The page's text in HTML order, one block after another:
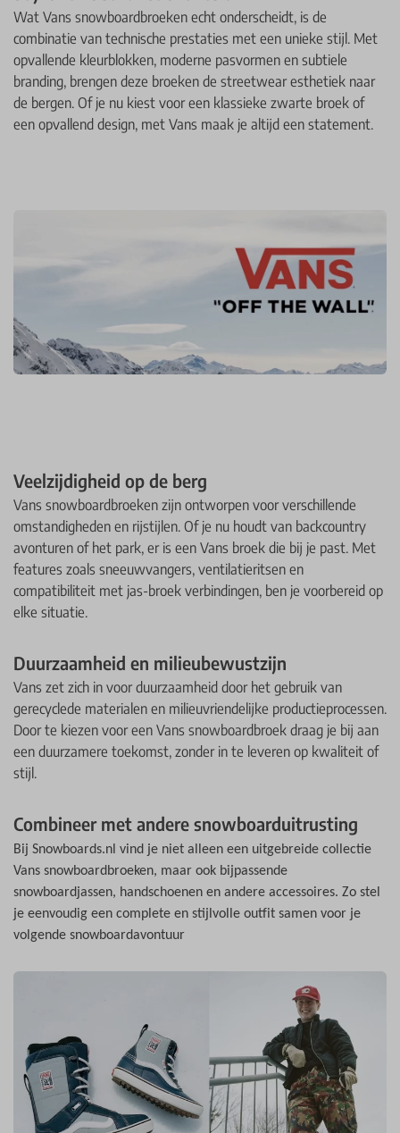
Wat Vans snowboardbroeken echt onderscheidt, is de
combinatie van technische prestaties met een unieke stijl. Met
opvallende kleurblokken, moderne pasvormen en subtiele
branding, brengen deze broeken de streetwear esthetiek naar
de bergen. Of je nu kiest voor een klassieke zwarte broek of
een opvallend design, met Vans maak je altijd een statement.
Veelzijdigheid op de berg
Vans snowboardbroeken zijn ontworpen voor verschillende
omstandigheden en rijstijlen. Of je nu houdt van backcountry
avonturen of het park, er is een Vans broek die bij je past. Met
features zoals sneeuwvangers, ventilatieritsen en
compatibiliteit met jas-broek verbindingen, ben je voorbereid op
elke situatie.
Duurzaamheid en milieubewustzijn
Vans zet zich in voor duurzaamheid door het gebruik van
gerecyclede materialen en milieuvriendelijke productieprocessen.
Door te kiezen voor een Vans snowboardbroek draag je bij aan
een duurzamere toekomst, zonder in te leveren op kwaliteit of
stijl.
Combineer met andere snowboarduitrusting
Bij Snowboards.nl vind je niet alleen een uitgebreide collectie
Vans snowboardbroeken, maar ook bijpassende
snowboardjassen, handschoenen en andere accessoires. Zo stel
je eenvoudig een complete en stijlvolle outfit samen voor je
volgende snowboardavontuur